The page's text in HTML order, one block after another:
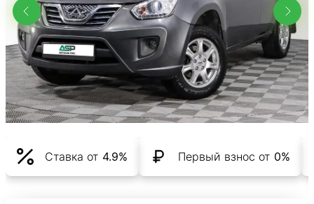
Ставка от 4.9% Первый взнос от 0%